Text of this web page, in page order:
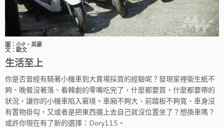
圖：小P、英豪
文：歐文
生活至上
你是否曾經有騎著小機車到大賣場採買的經驗呢？發現家裡衛生紙不
夠、晚餐沒著落、看韓劇的零嘴吃完了，什麼都要買，什麼都要帶的
狀況，讓你的小機車陷入窘境。車廂不夠大、前踏板不夠寬、車身沒
有置物掛勾，又或者是把東西擺上去自己就沒位置坐了？想換車嗎？
或許你現在有了新的選擇：Dory115。